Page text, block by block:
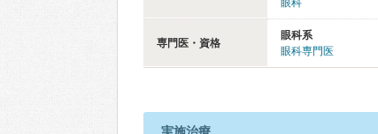
眼科
専門医・資格
眼科系
眼科専門医